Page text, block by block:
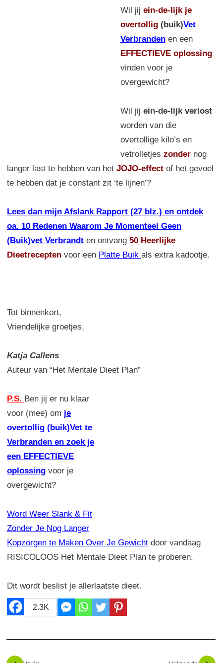
Wil jij ein-de-lijk je
overtollig(buik)Vet
Verbranden en een
EFFECTIEVE oplossing
vinden voor je
overgewicht?
Wil jij ein-de-lijk verlost
worden van die
overtollige kilo’s en
vetrolletjes zondernog
langer last te hebben van het JOJO-effect of het gevoel
te hebben dat je constant zit ‘te lijnen’?
Lees dan mijn Afslank Rapport (27 blz.) en ontdek
oa. 10 Redenen Waarom Je Momenteel Geen
(Buik)vet Verbrandt en ontvang 50 Heerlijke
Dieetrecepten voor een Platte Buik als extra kadootje.
Tot binnenkort,
Vriendelijke groetjes,
Katja Callens
Auteur van “Het Mentale Dieet Plan”
P.S. Ben jij er nu klaar
voor (mee) om je
overtollig (buik)Vet te
Verbranden en zoek je
een EFFECTIEVE
oplossing voor je
overgewicht?
Word Weer Slank & Fit
Zonder Je Nog Langer
Kopzorgen te Maken Over Je Gewicht door vandaag
RISICOLOOS Het Mentale Dieet Plan te proberen.
Dit wordt beslist je allerlaatste dieet.
2.3K